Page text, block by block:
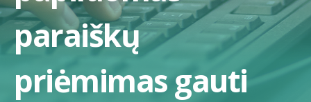
paraiškų
priėmimas gauti